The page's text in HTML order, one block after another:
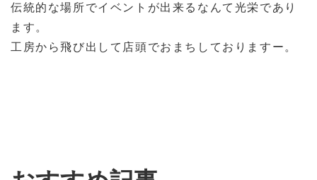
伝統的な場所でイベントが出来るなんて光栄であり
ます。
工房から飛び出して店頭でおまちしておりますー。